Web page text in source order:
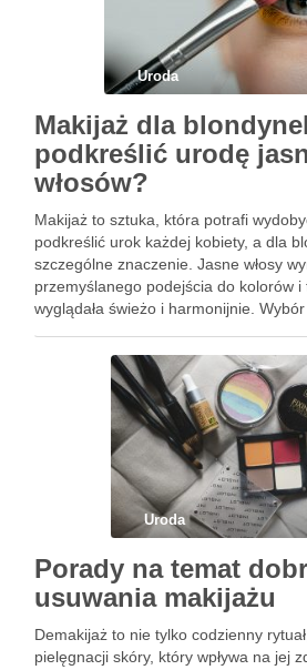
Uroda
Makijaż dla
podkreślić urodę
włosów?
Makijaż to sztuka, która potrafi
podkreślić urok każdej kobiety, a dla
szczególne znaczenie. Jasne włosy
przemyślanego podejścia do kolorów i
wyglądała świeżo i harmonijnie.
efekcie końcowym. Kluczowe jest …
Uroda
Porady na temat
usuwania makijażu
Demakijaż to nie tylko codzienny
pielęgnacji skóry, który wpływa na jej